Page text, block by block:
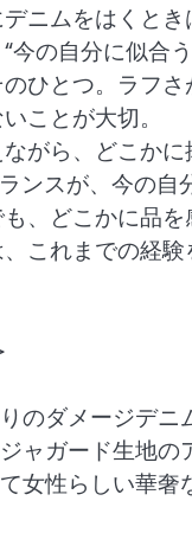
ニムをはくとき
今の自分に似合
ひとつ。ラフさ
ことが大切。
がら、どこかに
ンスが、今の自
、どこかに品を
これまでの経
のダメージデ
ャガード生地の
女性らしい華奢